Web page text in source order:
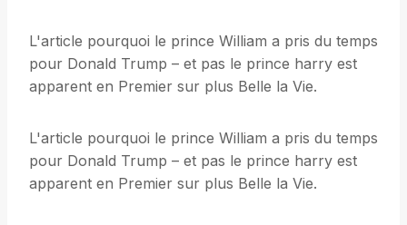
L'article pourquoi le prince William a pris du temps
pour Donald Trump – et pas le prince harry est
apparent en Premier sur plus Belle la Vie.
L'article pourquoi le prince William a pris du temps
pour Donald Trump – et pas le prince harry est
apparent en Premier sur plus Belle la Vie.